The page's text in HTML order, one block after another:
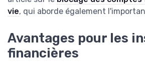
vie, qui aborde également
Avantages pour les
financières